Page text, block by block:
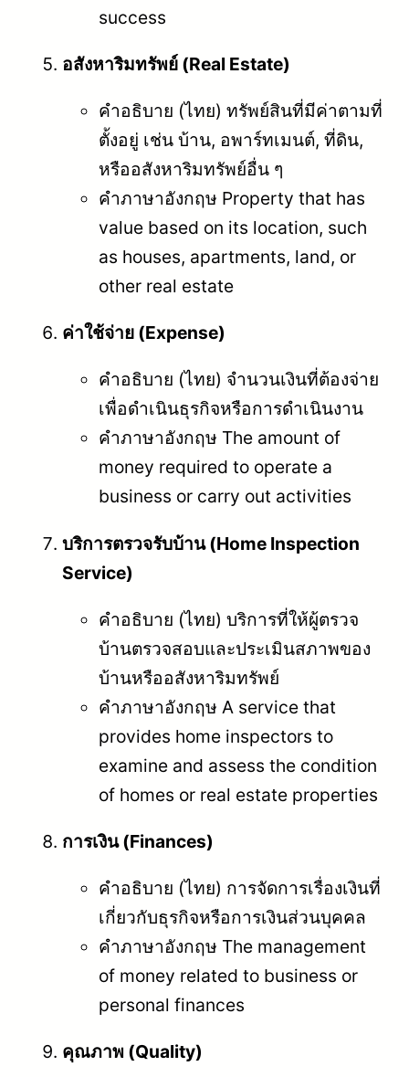
success
อสังหาริมทรัพย์ (Real Estate)
คำอธิบาย (ไทย) ทรัพย์สินที่มีค่าตามที่
ตั้งอยู่ เช่น บ้าน, อพาร์ทเมนต์, ที่ดิน,
หรืออสังหาริมทรัพย์อื่น ๆ
คำภาษาอังกฤษ Property that has
value based on its location, such
as houses, apartments, land, or
other real estate
ค่าใช้จ่าย (Expense)
คำอธิบาย (ไทย) จำนวนเงินที่ต้องจ่าย
เพื่อดำเนินธุรกิจหรือการดำเนินงาน
คำภาษาอังกฤษ The amount of
money required to operate a
business or carry out activities
บริการตรวจรับบ้าน (Home Inspection
Service)
คำอธิบาย (ไทย) บริการที่ให้ผู้ตรวจ
บ้านตรวจสอบและประเมินสภาพของ
บ้านหรืออสังหาริมทรัพย์
คำภาษาอังกฤษ A service that
provides home inspectors to
examine and assess the condition
of homes or real estate properties
การเงิน (Finances)
คำอธิบาย (ไทย) การจัดการเรื่องเงินที่
เกี่ยวกับธุรกิจหรือการเงินส่วนบุคคล
คำภาษาอังกฤษ The management
of money related to business or
personal finances
คุณภาพ (Quality)